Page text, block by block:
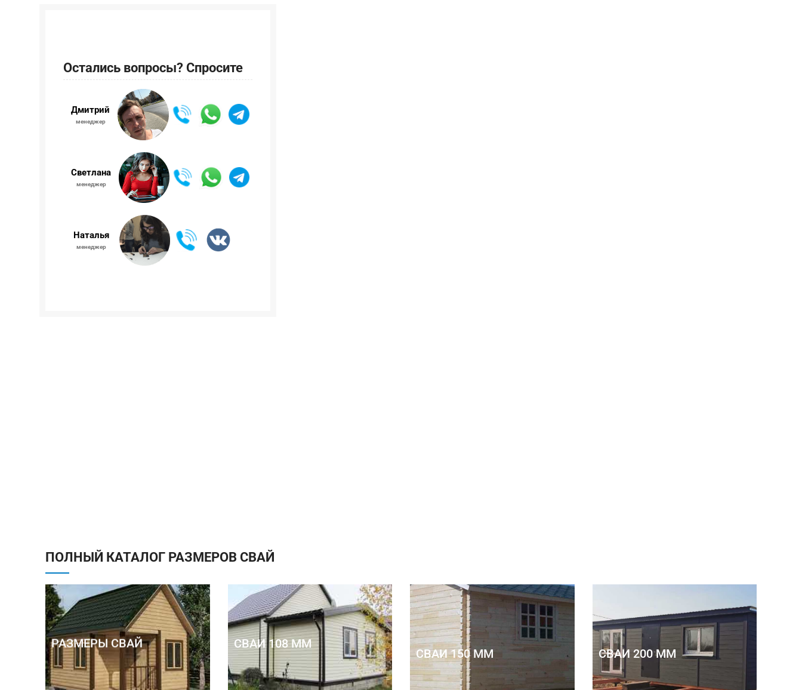
Остались вопросы? Спросите
Дмитрий
менеджер
Светлана
менеджер
Наталья
менеджер
ПОЛНЫЙ КАТАЛОГ РАЗМЕРОВ СВАЙ
РАЗМЕРЫ СВАЙ СВАИ 108 ММ
СВАИ 150 ММ СВАИ 200 ММ